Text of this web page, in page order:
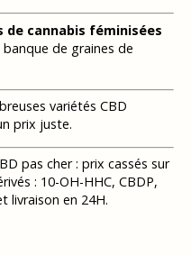
de cannabis féminisées
de graines de
variétés CBD
prix juste.
pas cher : prix cassés sur
: 10-OH-HHC, CBDP,
livraison en 24H.